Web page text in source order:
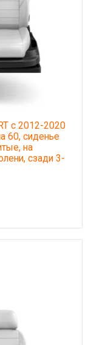
с 2012-2020
60, сиденье
на
сзади 3-